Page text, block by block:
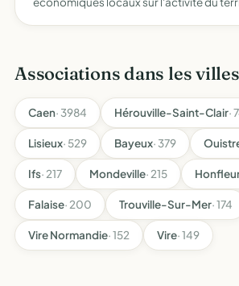
Associations dans les
Caen· 3984 Hérouville-Saint-Clair·
Lisieux· 529 Bayeux· 379
Ifs· 217 Mondeville· 215
Falaise· 200 Trouville-Sur-Mer· 174
Vire Normandie· 152 Vire· 149